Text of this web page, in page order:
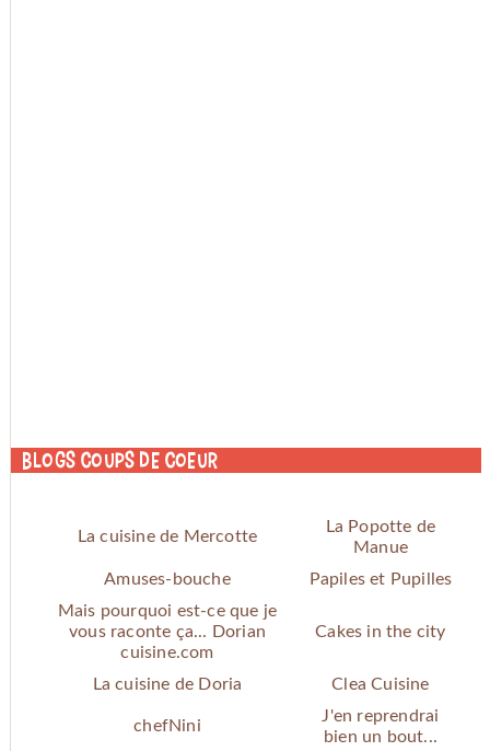
Blogs coups de coeur
La cuisine de Mercotte
La Popotte de
Manue
Amuses-bouche
Papiles et Pupilles
Mais pourquoi est-ce que je
vous raconte ça... Dorian
cuisine.com
Cakes in the city
La cuisine de Doria Clea Cuisine
chefNini
J'en reprendrai
bien un bout...